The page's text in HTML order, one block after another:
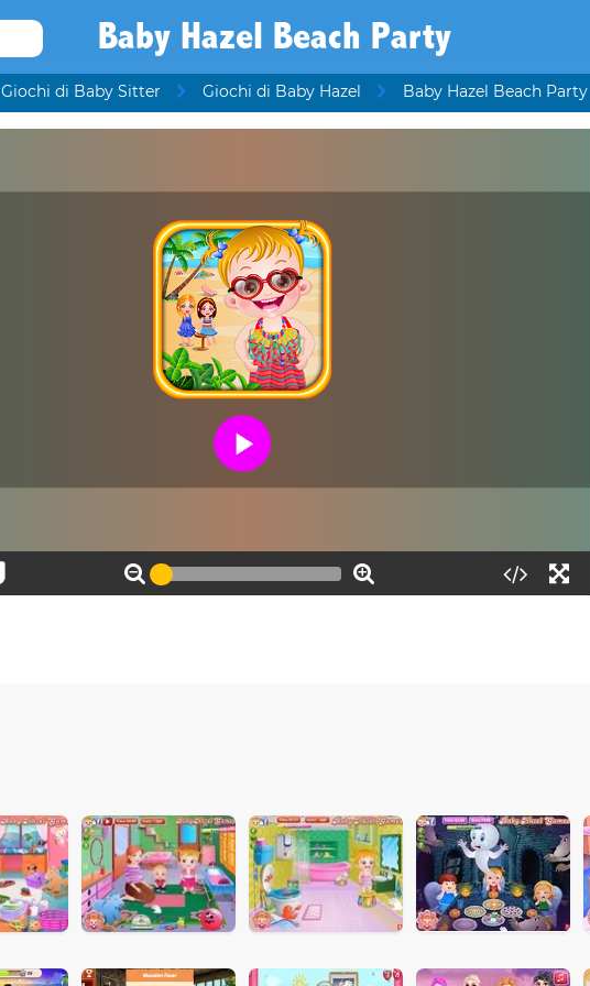
Baby Hazel Beach Party
Giochi di Baby Sitter Giochi di Baby Hazel Baby Hazel Beach Party